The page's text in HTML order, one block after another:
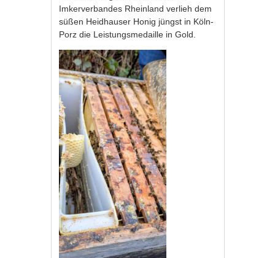
Imkerverbandes Rheinland verlieh dem
süßen Heidhauser Honig jüngst in Köln-
Porz die Leistungsmedaille in Gold.